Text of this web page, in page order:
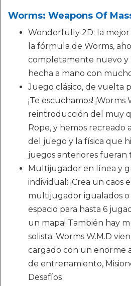
Worms: Weapons Of
Wonderfully 2D: la
la fórmula de Worms,
completamente nuevo y
hecha a mano con
Juego clásico, de vuelta
¡Te escuchamos! ¡Worms
reintroducción del muy
Rope, y hemos recreado
del juego y la física que
juegos anteriores fueran
Multijugador en línea y
individual: ¡Crea un caos
multijugador igualados o
espacio para hasta 6
un mapa! También hay
solista: Worms W.M.D
cargado con un enorme
de entrenamiento,
Desafíos